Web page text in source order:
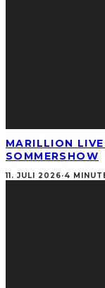
MARILLION
SOMMERSHOW
11. JULI 2026·4